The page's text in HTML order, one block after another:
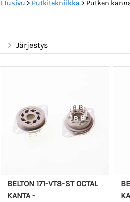
Etusivu > Putkitekniikka > Putken
Järjestys
BELTON 171-VT8-ST OCTAL
KANTA -